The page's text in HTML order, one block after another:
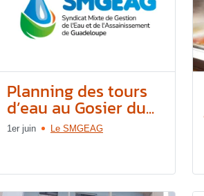
Planning des tours
d’eau au Gosier du...
1er juin Le SMGEAG